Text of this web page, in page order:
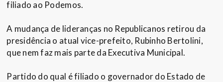
filiado ao Podemos.
A mudança de lideranças no Republicanos retirou da
presidência o atual vice-prefeito, Rubinho Bertolini,
que nem faz mais parte da Executiva Municipal.
Partido do qual é filiado o governador do Estado de